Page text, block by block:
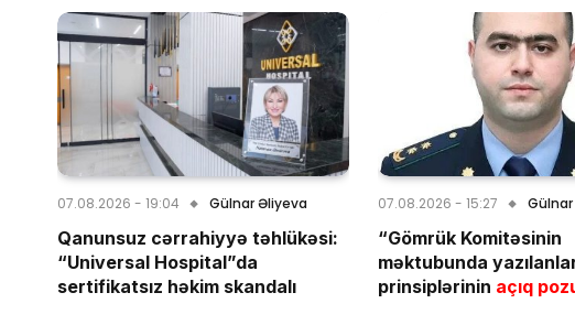
07.08.2026 - 19:04 Gülnar Əliyeva
Qanunsuz cərrahiyyə təhlükəsi:
“Universal Hospital”da
sertifikatsız həkim skandalı
07.08.2026 - 15:27
“Gömrük Komitəsinin
məktubunda
prinsiplərinin açıq